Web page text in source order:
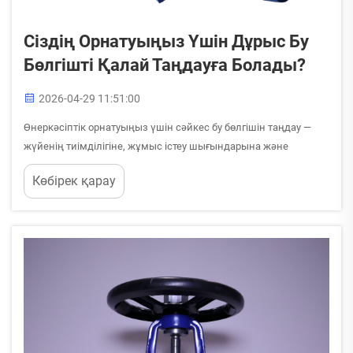
Сіздің Орнатуыңыз Үшін Дұрыс Бу
Бөлгішті Қалай Таңдауға Болады?
2026-04-29 11:51:00
Өнеркәсіптік орнатуыңыз үшін сәйкес бу бөлгішін таңдау —
жүйенің тиімділігіне, жұмыс істеу шығындарына және
жабдықтың қызмет ету мерзіміне тікелей әсер ететін
маңызды шешім. Дұрыс бу бөлгіші су буындағы ылғалды
Көбірек қарау